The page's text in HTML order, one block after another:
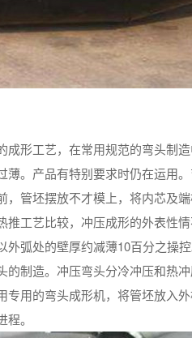
形工艺，在常用规范的弯头制
。产品有特别要求时仍在运用
管坯摆放不才模上，将内芯及
工艺比较，冲压成形的外表性
弧处的壁厚约减薄10百分之操
制造。冲压弯头分冷冲压和热
用的弯头成形机，将管坯放入
。